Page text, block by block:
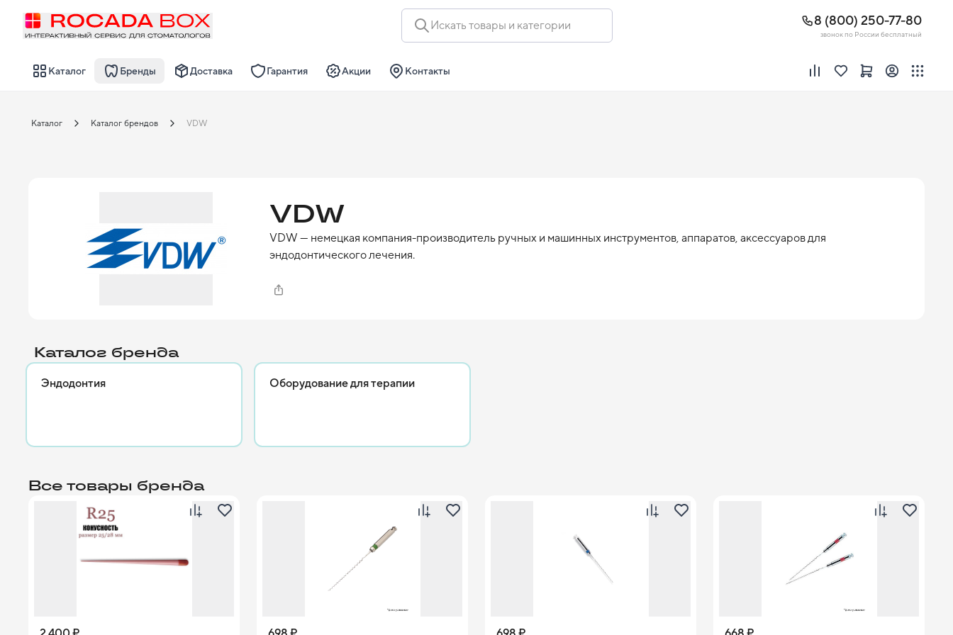
Искать товары и категории 8 (800) 250-77-80
звонок по России бесплатный
Каталог Бренды Доставка Гарантия Акции Контакты
Каталог Каталог брендов VDW
VDW
VDW — немецкая компания-производитель ручных и машинных инструментов, аппаратов, аксессуаров для
эндодонтического лечения.
VDW - инновационный производитель, внес значительный вклад в этот технический прогресс. В то же время пациенты
Каталог бренда
Эндодонтия Оборудование для терапии
Все товары бренда